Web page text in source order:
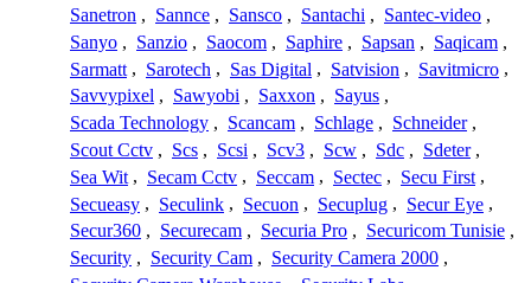
Sanetron , Sannce , Sansco , Santachi , Santec-video ,
Sanyo , Sanzio , Saocom , Saphire , Sapsan , Saqicam ,
Sarmatt , Sarotech , Sas Digital , Satvision , Savitmicro ,
Savvypixel , Sawyobi , Saxxon , Sayus ,
Scada Technology , Scancam , Schlage , Schneider ,
Scout Cctv , Scs , Scsi , Scv3 , Scw , Sdc , Sdeter ,
Sea Wit , Secam Cctv , Seccam , Sectec , Secu First ,
Secueasy , Seculink , Secuon , Secuplug , Secur Eye ,
Secur360 , Securecam , Securia Pro , Securicom Tunisie ,
Security , Security Cam , Security Camera 2000 ,